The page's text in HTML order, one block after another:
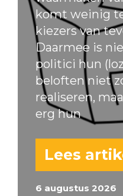
6 augustus 2026
komt weinig
kiezers van
Daarmee is
politici hun
beloften niet
realiseren,
erg hun
Lees